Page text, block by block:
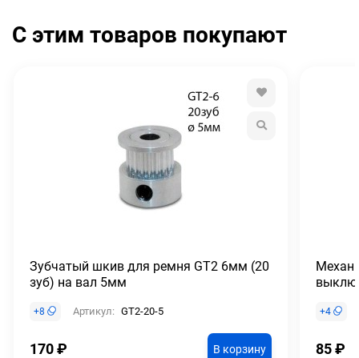
С этим товаров покупают
Зубчатый шкив для ремня GT2 6мм (20
зуб) на вал 5мм
+8 Артикул: GT2-20-5
170₽ В корзину
+4
85₽